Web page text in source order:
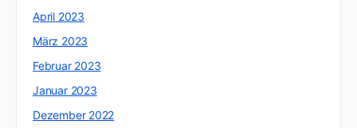
April 2023
März 2023
Februar 2023
Januar 2023
Dezember 2022